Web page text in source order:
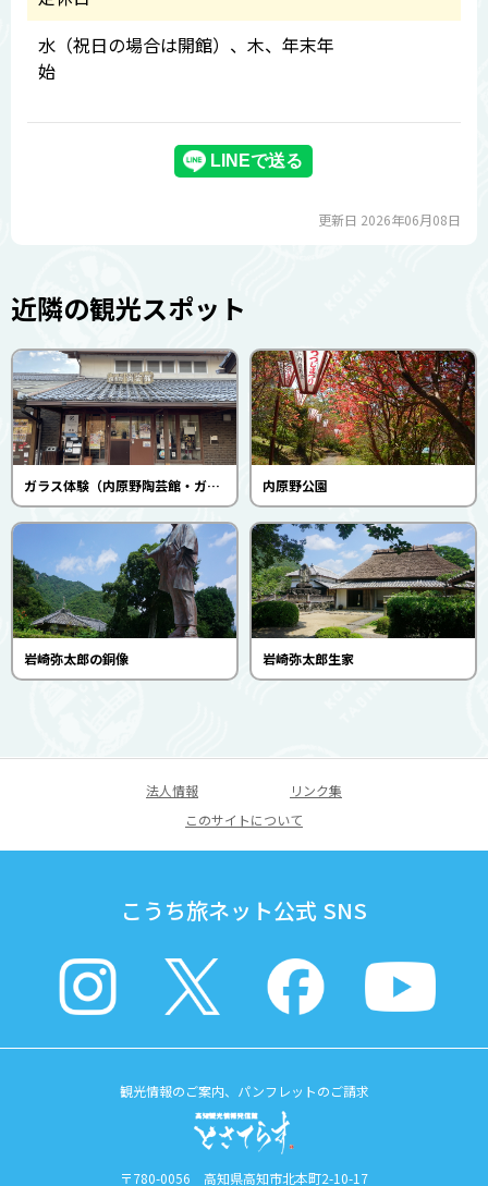
水（祝日の場合は開館）、木、年末年
始
更新日 2026年06月08日
近隣の観光スポット
ガラス体験（内原野陶芸館・ガラス工房） 内原野公園
岩崎弥太郎の銅像 岩崎弥太郎生家
法人情報
リンク集
このサイトについて
こうち旅ネット公式 SNS
観光情報のご案内、パンフレットのご請求
〒780-0056 高知県高知市北本町2-10-17